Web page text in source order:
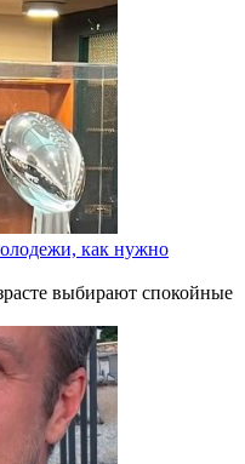
как нужно
выбирают спокойные